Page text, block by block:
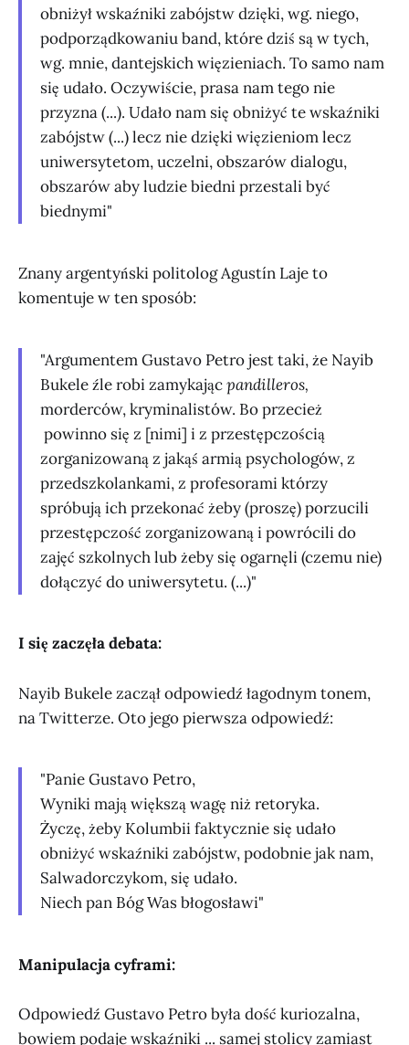
obniżył wskaźniki zabójstw dzięki, wg. niego,
podporządkowaniu band, które dziś są w tych,
wg. mnie, dantejskich więzieniach. To samo nam
się udało. Oczywiście, prasa nam tego nie
przyzna (...). Udało nam się obniżyć te wskaźniki
zabójstw (...) lecz nie dzięki więzieniom lecz
uniwersytetom, uczelni, obszarów dialogu,
obszarów aby ludzie biedni przestali być
biednymi"
Znany argentyński politolog Agustín Laje to
komentuje w ten sposób:
"Argumentem Gustavo Petro jest taki, że Nayib
Bukele źle robi zamykającpandilleros,
morderców, kryminalistów. Bo przecież
powinno się z [nimi] i z przestępczością
zorganizowaną z jakąś armią psychologów, z
przedszkolankami, z profesorami którzy
spróbują ich przekonać żeby (proszę) porzucili
przestępczość zorganizowaną i powrócili do
zajęć szkolnych lub żeby się ogarnęli (czemu nie)
dołączyć do uniwersytetu. (...)"
I się zaczęła debata:
Nayib Bukele zaczął odpowiedź łagodnym tonem,
na Twitterze. Oto jego pierwsza odpowiedź:
"Panie Gustavo Petro,
Wyniki mają większą wagę niż retoryka.
Życzę, żeby Kolumbii faktycznie się udało
obniżyć wskaźniki zabójstw, podobnie jak nam,
Salwadorczykom, się udało.
Niech pan Bóg Was błogosławi"
Manipulacja cyframi:
Odpowiedź Gustavo Petro była dość kuriozalna,
bowiem podaje wskaźniki ... samej stolicy zamiast